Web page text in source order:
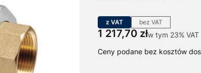
z VAT bez VAT
Cena
1 217,70 złw tym 23% VAT
w tym 23% VAT
Ceny podane bez kosztów